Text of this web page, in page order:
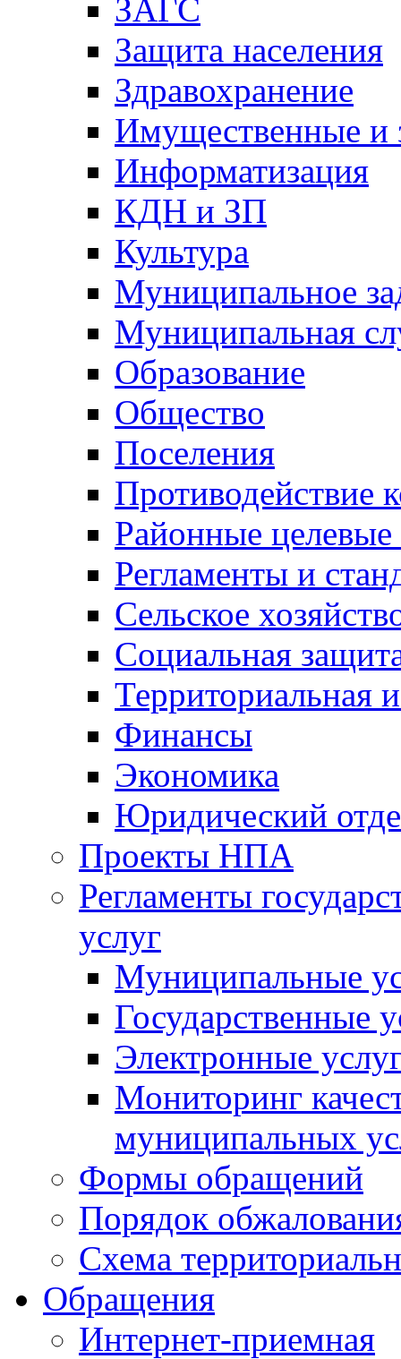
ЗАГС
Защита населения
Здравохранение
Имущественные и
Информатизация
КДН и ЗП
Культура
Муниципальное
Муниципальная
Образование
Общество
Поселения
Противодействие
Районные
Регламенты и
Сельское
Социальная
Территориальная
Финансы
Экономика
Юридический
Проекты НПА
Регламенты
услуг
Муниципальные
Государственные
Электронные
Мониторинг
муниципальных
Формы обращений
Порядок
Схема
Обращения
Интернет-приемная